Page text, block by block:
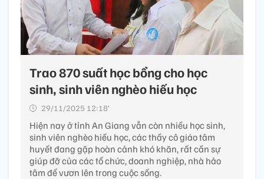
Trao 870 suất học bổng cho học
sinh, sinh viên nghèo hiếu học
29/11/2025 12:18’
Hiện nay ở tỉnh An Giang vẫn còn nhiều học sinh,
sinh viên nghèo hiếu học, các thầy cô giáo tâm
huyết đang gặp hoàn cảnh khó khăn, rất cần sự
giúp đỡ của các tổ chức, doanh nghiệp, nhà hảo
tâm để vươn lên trong cuộc sống.